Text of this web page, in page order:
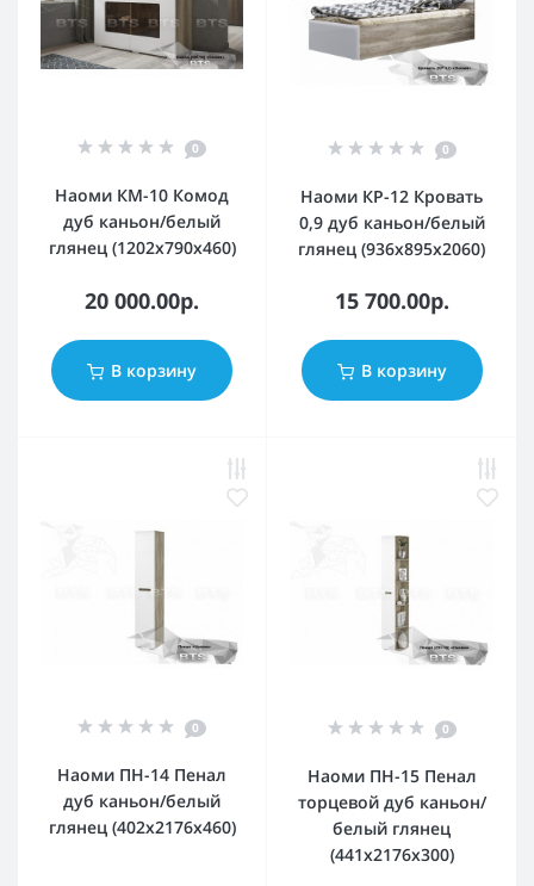
0
Наоми КМ-10 Комод
дуб каньон/белый
глянец (1202x790x460)
20 000.00р.
В корзину
0
Наоми КР-12 Кровать
0,9 дуб каньон/белый
глянец (936x895x2060)
15 700.00р.
В корзину
0
Наоми ПН-14 Пенал
дуб каньон/белый
глянец (402x2176x460)
0
Наоми ПН-15 Пенал
торцевой дуб каньон/
белый глянец
(441x2176x300)